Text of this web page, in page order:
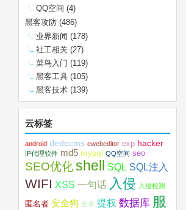
QQ空间 (4)
黑客攻防 (486)
业界新闻 (178)
社工相关 (27)
菜鸟入门 (119)
黑客工具 (105)
黑客技术 (139)
云标签
android dedecms ewebeditor exp hacker
IP代理软件 md5 mysql QQ空间 seo
SEO优化shell SQL SQL注入
WIFI XSS 一句话 入侵 入侵检测
匿名者 安全狗 安卓 提权 数据库 服